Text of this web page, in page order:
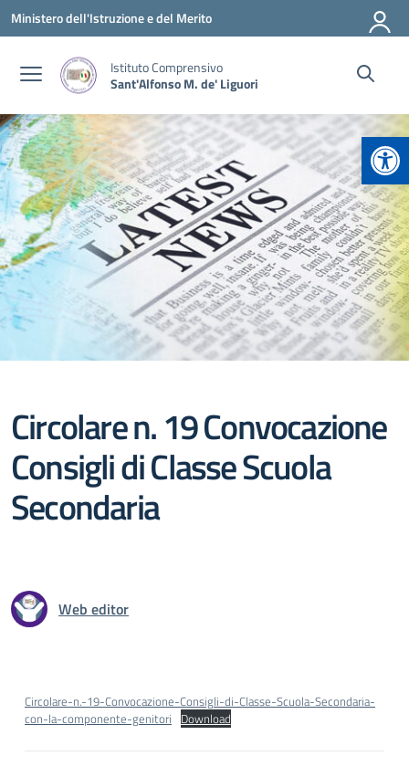
Vai ai contenuti
Vai al menu di navigazione
Vai al footer
Ministero dell'Istruzione e del Merito
Istituto Comprensivo
Sant'Alfonso M. de' Liguori
Circolare n. 19 Convocazione
Consigli di Classe Scuola
Secondaria
Web editor
Circolare-n.-19-Convocazione-Consigli-di-Classe-Scuola-Secondaria-
con-la-componente-genitori Download